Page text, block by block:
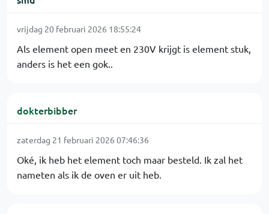
vrijdag 20 februari 2026 18:55:24
Als element open meet en 230V krijgt is element stuk,
anders is het een gok..
dokterbibber
zaterdag 21 februari 2026 07:46:36
Oké, ik heb het element toch maar besteld. Ik zal het
nameten als ik de oven er uit heb.